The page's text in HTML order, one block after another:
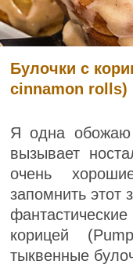
Булочки с
cinnamon rolls)
Я одна
вызывает
очень
запомнить этот
корицей
тыквенные